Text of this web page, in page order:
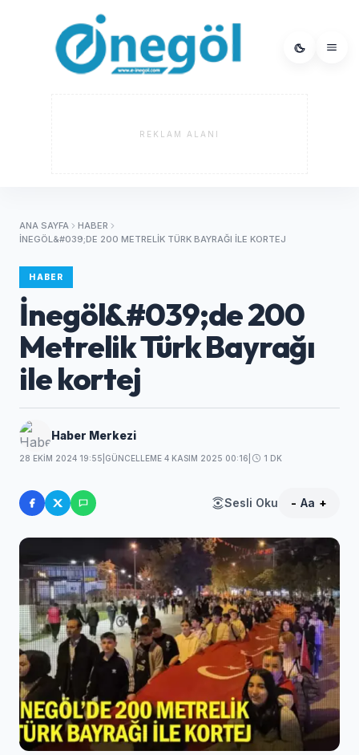
REKLAM ALANI
ANA SAYFA
HABER
İNEGÖL&#039;DE 200 METRELIK TÜRK BAYRAĞI ILE KORTEJ
HABER
İnegöl&#039;de 200
Metrelik Türk Bayrağı
ile kortej
Haber Merkezi
28 EKIM 2024 19:55 GÜNCELLEME 4 KASIM 2025 00:16 1 DK
Sesli Oku - Aa +